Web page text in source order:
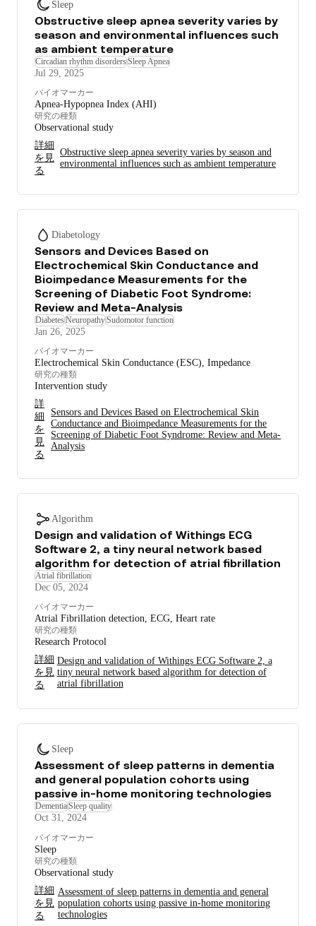
Sleep
Obstructive sleep apnea severity varies by
season and environmental influences such
as ambient temperature
Circadian rhythm disordersSleep Apnea
Jul 29, 2025
バイオマーカー
Apnea-Hypopnea Index (AHI)
研究の種類
Observational study
詳細
を見
る
Obstructive sleep apnea severity varies by season and
environmental influences such as ambient temperature
Diabetology
Sensors and Devices Based on
Electrochemical Skin Conductance and
Bioimpedance Measurements for the
Screening of Diabetic Foot Syndrome:
Review and Meta-Analysis
DiabetesNeuropathySudomotor function
Jan 26, 2025
バイオマーカー
Electrochemical Skin Conductance (ESC), Impedance
研究の種類
Intervention study
詳
細
を
見
る
Sensors and Devices Based on Electrochemical Skin
Conductance and Bioimpedance Measurements for the
Screening of Diabetic Foot Syndrome: Review and Meta-
Analysis
Algorithm
Design and validation of Withings ECG
Software 2, a tiny neural network based
algorithm for detection of atrial fibrillation
Atrial fibrillation
Dec 05, 2024
バイオマーカー
Atrial Fibrillation detection, ECG, Heart rate
研究の種類
Research Protocol
詳細
を見
る
Design and validation of Withings ECG Software 2, a
tiny neural network based algorithm for detection of
atrial fibrillation
Sleep
Assessment of sleep patterns in dementia
and general population cohorts using
passive in-home monitoring technologies
DementiaSleep quality
Oct 31, 2024
バイオマーカー
Sleep
研究の種類
Observational study
詳細
を見
る
Assessment of sleep patterns in dementia and general
population cohorts using passive in-home monitoring
technologies